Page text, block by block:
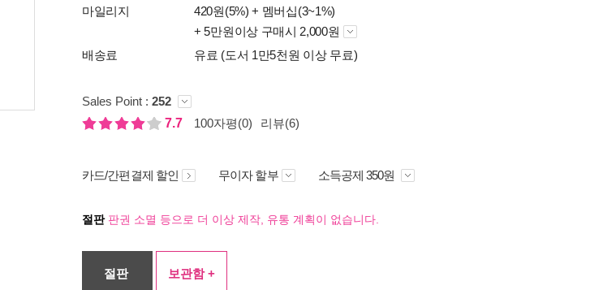
마일리지
420원(5%) + 멤버십(3~1%)
+ 5만원이상 구매시 2,000원
배송료
유료 (도서 1만5천원 이상 무료)
Sales Point : 252
7.7
100자평(0) 리뷰(6)
카드/간편결제 할인 무이자 할부 소득공제 350원
절판판권 소멸 등으로 더 이상 제작, 유통 계획이 없습니다.
절판 보관함 +